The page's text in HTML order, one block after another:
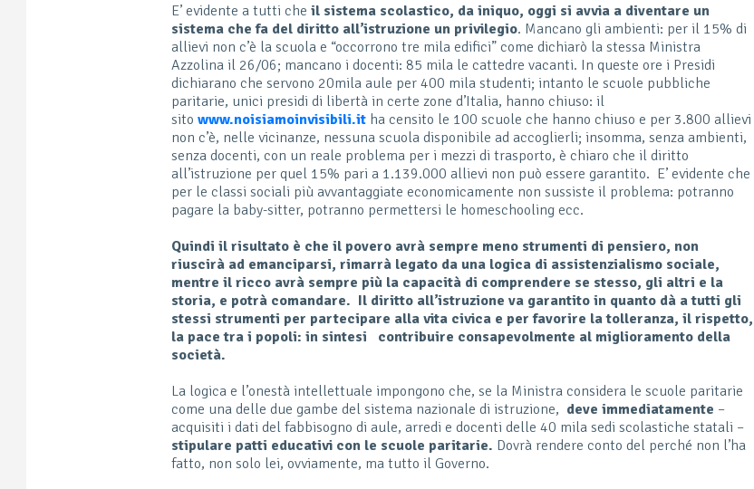
E’ evidente a tutti che il sistema scolastico, da iniquo, oggi si avvia a diventare un
sistema che fa del diritto all’istruzione un privilegio. Mancano gli ambienti: per il 15% di
allievi non c’è la scuola e “occorrono tre mila edifici” come dichiarò la stessa Ministra
Azzolina il 26/06; mancano i docenti: 85 mila le cattedre vacanti. In queste ore i Presidi
dichiarano che servono 20mila aule per 400 mila studenti; intanto le scuole pubbliche
paritarie, unici presidi di libertà in certe zone d’Italia, hanno chiuso: il
sitowww.noisiamoinvisibili.it ha censito le 100 scuole che hanno chiuso e per 3.800 allievi
non c’è, nelle vicinanze, nessuna scuola disponibile ad accoglierli; insomma, senza ambienti,
senza docenti, con un reale problema per i mezzi di trasporto, è chiaro che il diritto
all’istruzione per quel 15% pari a 1.139.000 allievi non può essere garantito. E’ evidente che
per le classi sociali più avvantaggiate economicamente non sussiste il problema: potranno
pagare la baby-sitter, potranno permettersi le homeschooling ecc.
Quindi il risultato è che il povero avrà sempre meno strumenti di pensiero, non
riuscirà ad emanciparsi, rimarrà legato da una logica di assistenzialismo sociale,
mentre il ricco avrà sempre più la capacità di comprendere se stesso, gli altri e la
storia, e potrà comandare. Il diritto all’istruzione va garantito in quanto dà a tutti gli
stessi strumenti per partecipare alla vita civica e per favorire la tolleranza, il rispetto,
la pace tra i popoli: in sintesi contribuire consapevolmente al miglioramento della
società.
La logica e l’onestà intellettuale impongono che, se la Ministra considera le scuole paritarie
come una delle due gambe del sistema nazionale di istruzione, deve immediatamente –
acquisiti i dati del fabbisogno di aule, arredi e docenti delle 40 mila sedi scolastiche statali –
stipulare patti educativi con le scuole paritarie. Dovrà rendere conto del perché non l’ha
fatto, non solo lei, ovviamente, ma tutto il Governo.